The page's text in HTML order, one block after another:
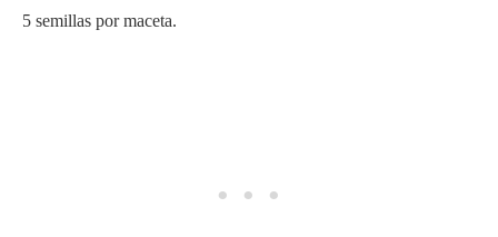
5 semillas por maceta.